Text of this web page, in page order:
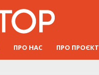
ПРО НАС ПРО ПРОЄКТ